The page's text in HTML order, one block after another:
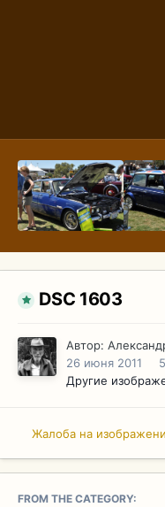
DSC 1603
Автор:
26 июня 2011
Другие
Жалоба на
FROM THE CATEGORY: